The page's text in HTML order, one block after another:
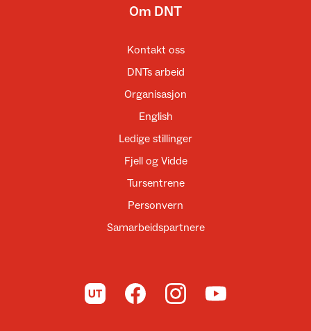
Om DNT
Kontakt oss
DNTs arbeid
Organisasjon
English
Ledige stillinger
Fjell og Vidde
Tursentrene
Personvern
Samarbeidspartnere
Til UT.no Til DNT på Facebook
Til DNT på Instagram
Til DNT på YouTube